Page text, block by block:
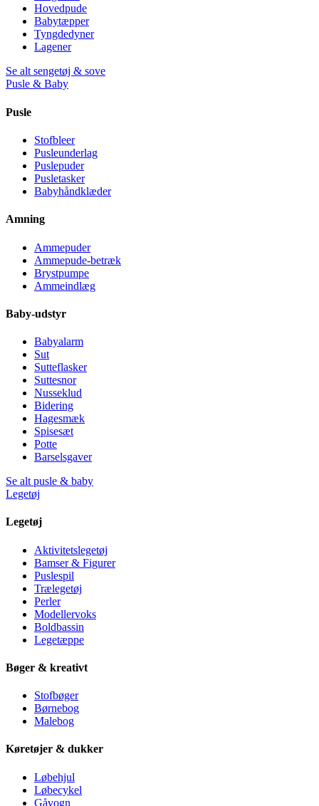
Hovedpude
Babytæpper
Tyngdedyner
Lagener
Se alt sengetøj & sove
Pusle & Baby
Pusle
Stofbleer
Pusleunderlag
Puslepuder
Pusletasker
Babyhåndklæder
Amning
Ammepuder
Ammepude-betræk
Brystpumpe
Ammeindlæg
Baby-udstyr
Babyalarm
Sut
Sutteflasker
Suttesnor
Nusseklud
Bidering
Hagesmæk
Spisesæt
Potte
Barselsgaver
Se alt pusle & baby
Legetøj
Legetøj
Aktivitetslegetøj
Bamser & Figurer
Puslespil
Trælegetøj
Perler
Modellervoks
Boldbassin
Legetæppe
Bøger & kreativt
Stofbøger
Børnebog
Malebog
Køretøjer & dukker
Løbehjul
Løbecykel
Gåvogn